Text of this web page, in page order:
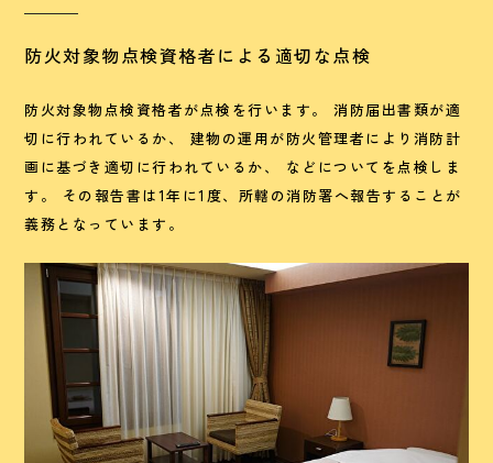
防火対象物点検資格者による適切な点検
防火対象物点検資格者が点検を行います。 消防届出書類が適
切に行われているか、 建物の運用が防火管理者により消防計
画に基づき適切に行われているか、 などについてを点検しま
す。 その報告書は1年に1度、所轄の消防署へ報告することが
義務となっています。